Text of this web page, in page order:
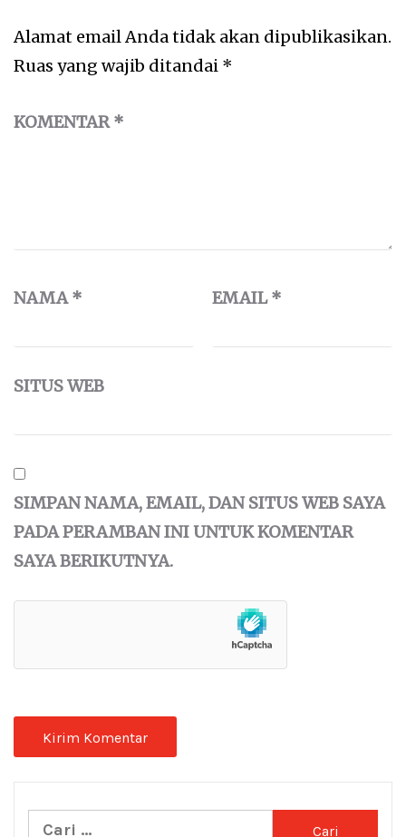
Alamat email Anda tidak akan dipublikasikan.
Ruas yang wajib ditandai *
KOMENTAR*
NAMA* EMAIL*
SITUS WEB
SIMPAN NAMA, EMAIL, DAN SITUS WEB SAYA
PADA PERAMBAN INI UNTUK KOMENTAR
SAYA BERIKUTNYA.
Cari